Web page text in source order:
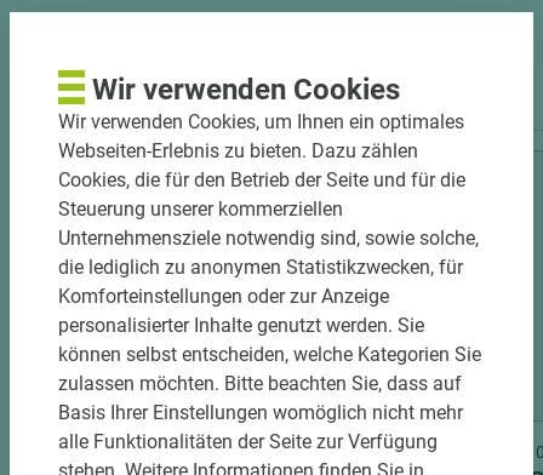
PASSENDES ZUBEHÖR
3 weitere Varianten
Art.-Nr. 06300020233 Art.-Nr.
Wir verwenden Cookies
Wir verwenden Cookies, um Ihnen ein optimales
Webseiten-Erlebnis zu bieten. Dazu zählen
Cookies, die für den Betrieb der Seite und für die
Steuerung unserer kommerziellen
Unternehmensziele notwendig sind, sowie solche,
die lediglich zu anonymen Statistikzwecken, für
Komforteinstellungen oder zur Anzeige
personalisierter Inhalte genutzt werden. Sie
können selbst entscheiden, welche Kategorien Sie
zulassen möchten. Bitte beachten Sie, dass auf
Basis Ihrer Einstellungen womöglich nicht mehr
alle Funktionalitäten der Seite zur Verfügung
stehen. Weitere Informationen finden Sie in